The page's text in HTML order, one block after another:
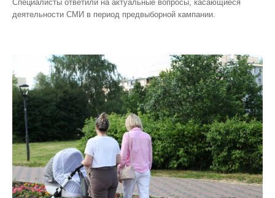
Специалисты ответили на актуальные вопросы, касающиеся
деятельности СМИ в период предвыборной кампании.